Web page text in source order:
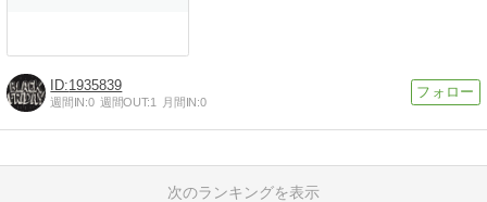
1935839
週間IN:0 週間OUT:1 月間IN:0
次のランキングを表示